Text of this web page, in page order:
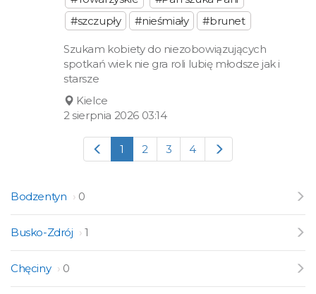
#szczupły
#nieśmiały #brunet
Szukam kobiety do niezobowiązujących
spotkań wiek nie gra roli lubię młodsze jak i
starsze
Kielce
2 sierpnia 2026 03:14
1 2 3 4
Bodzentyn 0
Busko-Zdrój 1
Chęciny 0